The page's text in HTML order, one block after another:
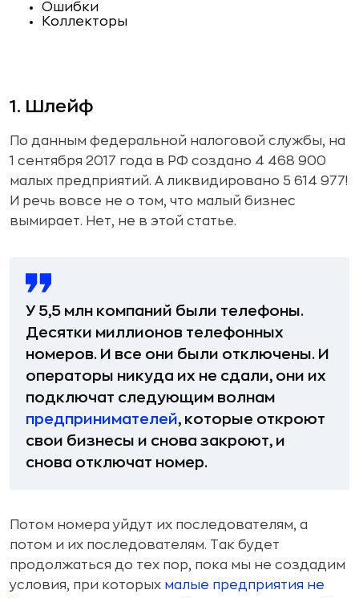
Ошибки
Коллекторы
1. Шлейф
По данным федеральной налоговой службы, на
1 сентября 2017 года в РФ создано 4 468 900
малых предприятий. А ликвидировано 5 614 977!
И речь вовсе не о том, что малый бизнес
вымирает. Нет, не в этой статье.
У 5,5 млн компаний были телефоны.
Десятки миллионов телефонных
номеров. И все они были отключены. И
операторы никуда их не сдали, они их
подключат следующим волнам
предпринимателей, которые откроют
свои бизнесы и снова закроют, и
снова отключат номер.
Потом номера уйдут их последователям, а
потом и их последователям. Так будет
продолжаться до тех пор, пока мы не создадим
условия, при которых малые предприятия не